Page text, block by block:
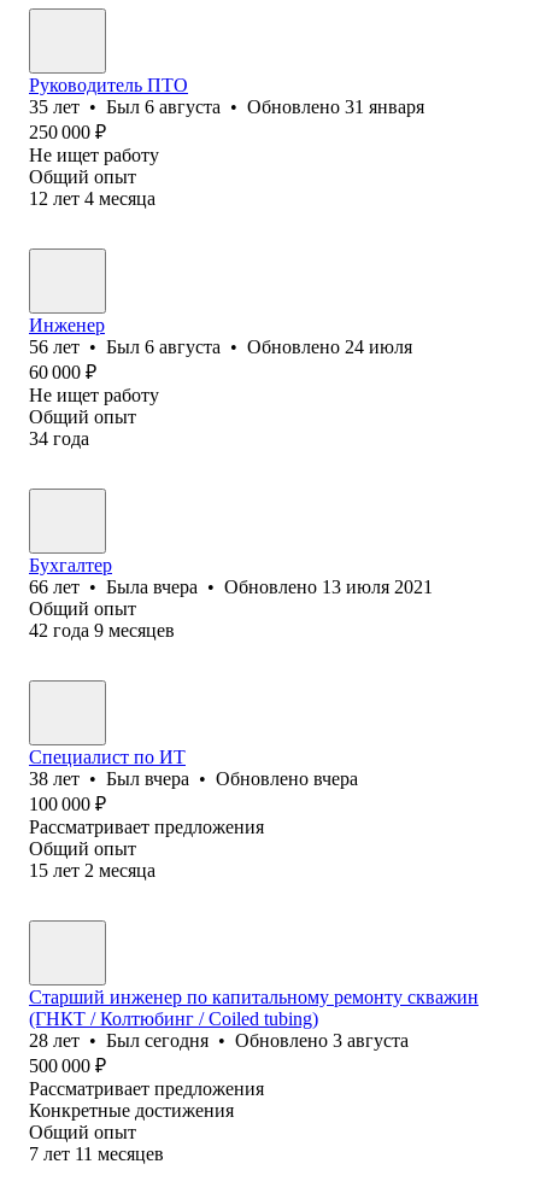
Руководитель ПТО
35 лет • Был 6 августа • Обновлено 31 января
250 000 ₽
Не ищет работу
Общий опыт
12 лет 4 месяца
Инженер
56 лет • Был 6 августа • Обновлено 24 июля
60 000 ₽
Не ищет работу
Общий опыт
34 года
Бухгалтер
66 лет • Была вчера • Обновлено 13 июля 2021
Общий опыт
42 года 9 месяцев
Специалист по ИТ
38 лет • Был вчера • Обновлено вчера
100 000 ₽
Рассматривает предложения
Общий опыт
15 лет 2 месяца
Старший инженер по капитальному ремонту скважин
(ГНКТ / Колтюбинг / Coiled tubing)
28 лет • Был сегодня • Обновлено 3 августа
500 000 ₽
Рассматривает предложения
Конкретные достижения
Общий опыт
7 лет 11 месяцев